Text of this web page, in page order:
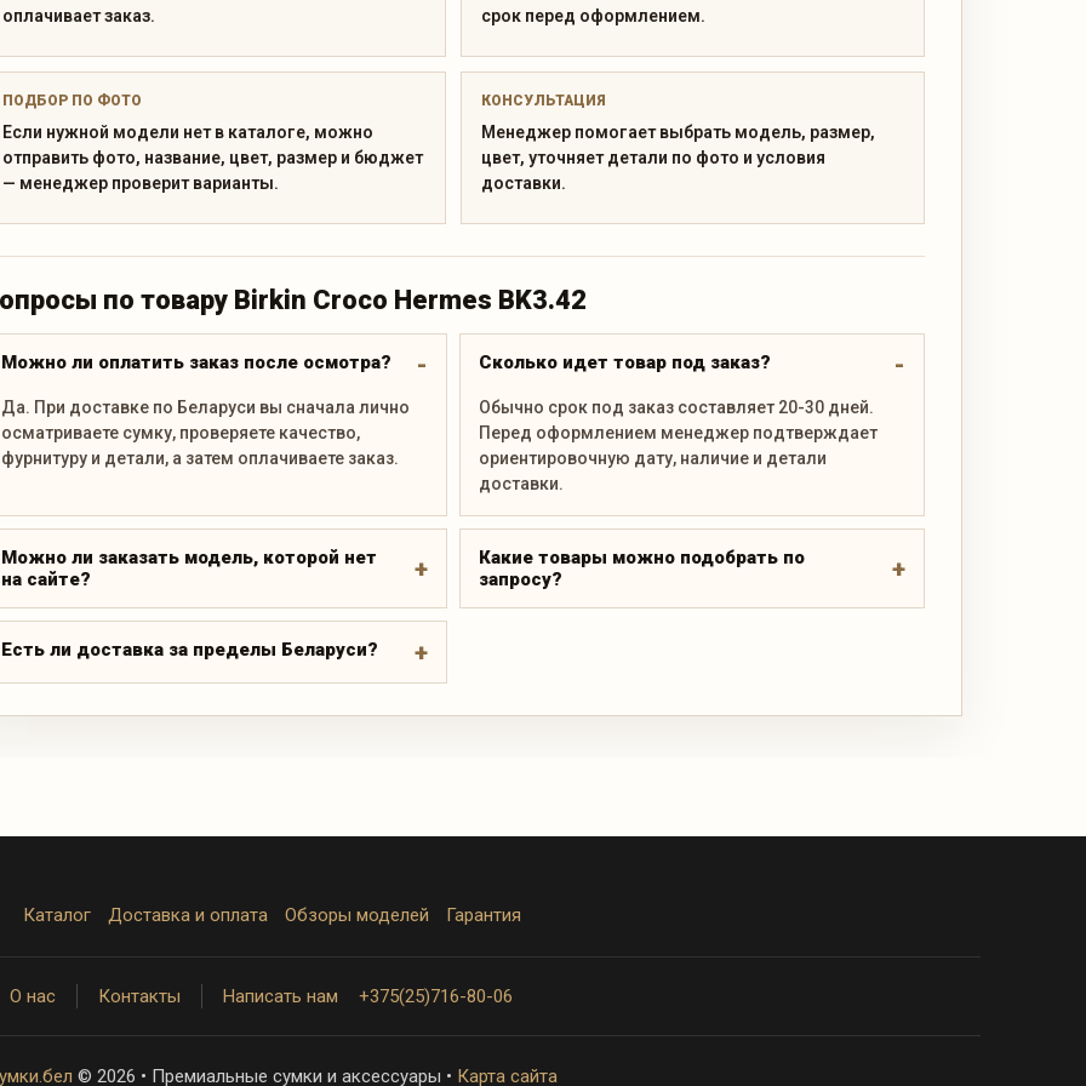
оплачивает заказ. срок перед оформлением.
ПОДБОР ПО ФОТО
Если нужной модели нет в каталоге, можно
отправить фото, название, цвет, размер и бюджет
— менеджер проверит варианты.
КОНСУЛЬТАЦИЯ
Менеджер помогает выбрать модель, размер,
цвет, уточняет детали по фото и условия
доставки.
по товару Birkin Croco Hermes BK3.42
Можно ли оплатить заказ после осмотра?
Да. При доставке по Беларуси вы сначала лично
осматриваете сумку, проверяете качество,
фурнитуру и детали, а затем оплачиваете заказ.
Сколько идет товар под заказ?
Обычно срок под заказ составляет 20-30 дней.
Перед оформлением менеджер подтверждает
ориентировочную дату, наличие и детали
доставки.
Можно ли заказать модель, которой нет
на сайте?
Какие товары можно подобрать по
запросу?
Есть ли доставка за пределы Беларуси?
Каталог Доставка и оплата Обзоры моделей Гарантия
О нас Контакты Написать нам +375(25)716-80-06
© 2026 • Премиальные сумки и аксессуары • Карта сайта